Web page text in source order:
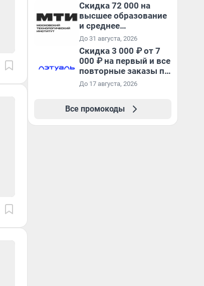
Скидка 72 000 на
высшее образование
и среднее
специальное
образование в
первый год обучения
До 31 августа, 2026
Скидка 3 000 ₽ от 7
000 ₽ на первый и все
повторные заказы по
промокоду МОМЕНТ
До 17 августа, 2026
Все промокоды